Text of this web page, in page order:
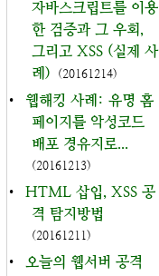
자바스크립트를 이용
한 검증과 그 우회,
그리고 XSS (실제 사
례)
(20161214)
•
웹해킹 사례: 유명 홈
페이지를 악성코드
배포 경유지로...
(20161213)
•
HTML 삽입, XSS 공
격 탐지방법
(20161211)
•
오늘의 웹서버 공격